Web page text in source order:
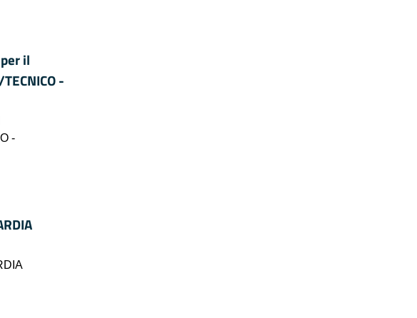
il
-
-